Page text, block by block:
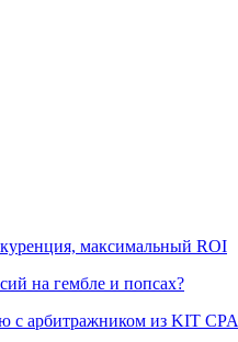
максимальный ROI
на гембле и попсах?
с арбитражником из KIT CPA